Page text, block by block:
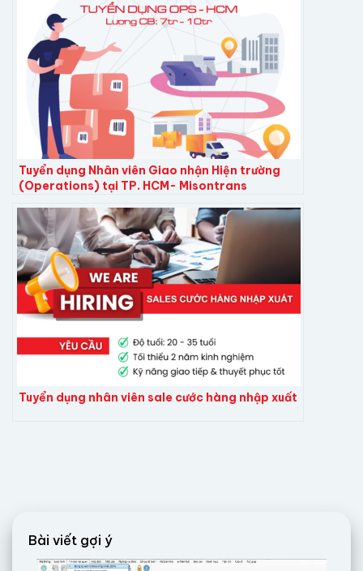
Tuyển dụng Nhân viên Giao nhận Hiện trường
(Operations) tại TP. HCM- Misontrans
Tuyển dụng nhân viên sale cước hàng nhập xuất
Bài viết gợi ý